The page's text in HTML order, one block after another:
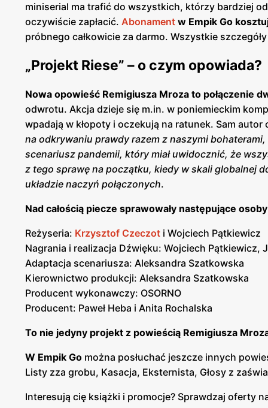
miniserial ma trafić do wszystkich, którzy bardziej
oczywiście zapłacić. Abonament w Empik Go
próbnego całkowicie za darmo. Wszystkie
„Projekt Riese” – o czym opowiada?
Nowa opowieść Remigiusza Mroza to połączenie
odwrotu. Akcja dzieje się m.in. w poniemieckim
wpadają w kłopoty i oczekują na ratunek. Sam
na odkrywaniu prawdy razem z naszymi
scenariusz pandemii, który miał uwidocznić, że
z tego sprawę na początku, kiedy w skali globalnej
układzie naczyń połączonych.
Nad całością piecze sprawowały następujące
Reżyseria: Krzysztof Czeczot i Wojciech Pątkiewicz
Nagrania i realizacja Dźwięku: Wojciech Pątkiewicz,
Adaptacja scenariusza: Aleksandra Szatkowska
Kierownictwo produkcji: Aleksandra Szatkowska
Producent wykonawczy: OSORNO
Producent: Paweł Heba i Anita Rochalska
To nie jedyny projekt z powieścią Remigiusza
W Empik Go można posłuchać jeszcze innych
Listy zza grobu, Kasacja, Eksternista, Głosy z
Interesują cię książki i promocje? Sprawdzaj oferty